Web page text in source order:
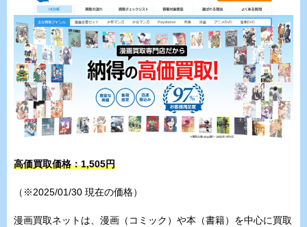
高価買取価格：1,505円
（※2025/01/30 現在の価格）
漫画買取ネットは、漫画（コミック）や本（書籍）を中心に買取